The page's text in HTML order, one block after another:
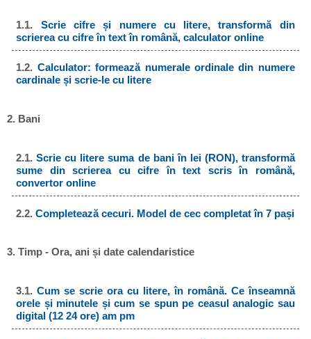
1.1. Scrie cifre și numere cu litere, transformă din
scrierea cu cifre în text în română, calculator online
1.2. Calculator: formează numerale ordinale din numere
cardinale și scrie-le cu litere
2. Bani
2.1.Scrie cu litere suma de bani în lei (RON), transformă
sume din scrierea cu cifre în text scris în română,
convertor online
2.2.Completează cecuri. Model de cec completat în 7 pași
3. Timp - Ora, ani și date calendaristice
3.1.Cum se scrie ora cu litere, în română. Ce înseamnă
orele și minutele și cum se spun pe ceasul analogic sau
digital (12 24 ore) am pm